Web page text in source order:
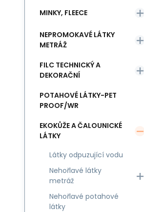
JinýVlizelín s lepidlem,
Kód:VLIZELIN001
EAN:8595721014792
Skladem
Oblíbený
Porovnat
Složení
Gramáž:
MINKY, FLEECE
NEPROMOKAVÉ LÁTKY
METRÁŽ
FILC TECHNICKÝ A
DEKORAČNÍ
POTAHOVÉ LÁTKY-PET
PROOF/WR
EKOKŮŽE A ČALOUNICKÉ
LÁTKY
Látky odpuzující vodu
Nehořlavé látky
metráž
Nehořlavé potahové
látky